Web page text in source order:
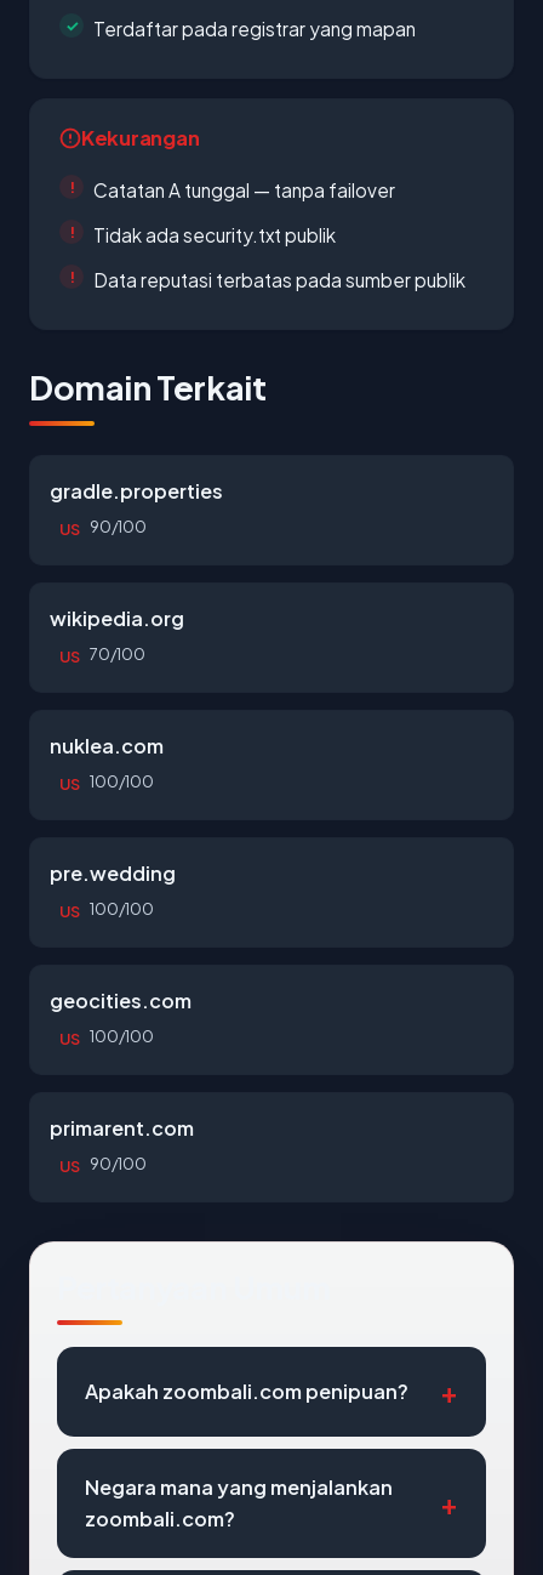
Terdaftar pada registrar yang mapan
Kekurangan
Catatan A tunggal — tanpa failover
Tidak ada security.txt publik
Data reputasi terbatas pada sumber publik
Domain Terkait
gradle.properties
US 90/100
wikipedia.org
US 70/100
nuklea.com
US 100/100
pre.wedding
US 100/100
geocities.com
US 100/100
primarent.com
US 90/100
Apakah zoombali.com penipuan?
Negara mana yang menjalankan
zoombali.com?